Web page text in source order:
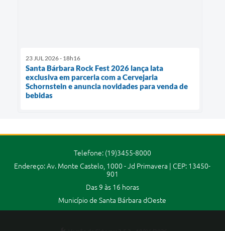
23 JUL 2026 - 18h16
Santa Bárbara Rock Fest 2026 lança lata
exclusiva em parceria com a Cervejaria
Schornstein e anuncia novidades para venda de
bebidas
Telefone: (19)3455-8000
Endereço: Av. Monte Castelo, 1000 - Jd Primavera | CEP: 13450-
901
Das 9 às 16 horas
Município de Santa Bárbara dOeste